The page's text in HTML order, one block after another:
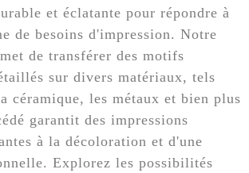
et éclatante pour répondre à
de besoins d'impression. Notre
de transférer des motifs
sur divers matériaux, tels
céramique, les métaux et bien plus
garantit des impressions
à la décoloration et d'une
Explorez les possibilités